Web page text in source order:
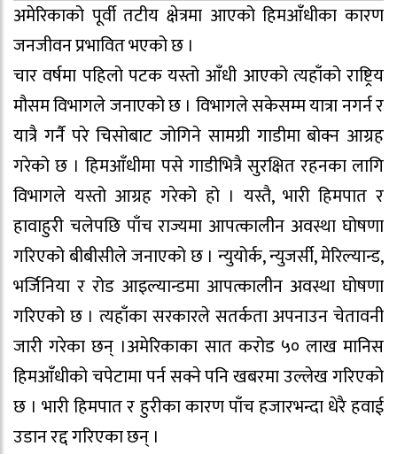
अमेरिकाको पूर्वी तटीय क्षेत्रमा आएको हिमआँधीका कारण
जनजीवन प्रभावित भएको छ ।
चार वर्षमा पहिलो पटक यस्तो आँधी आएको त्यहाँको राष्ट्रिय
मौसम विभागले जनाएको छ । विभागले सकेसम्म यात्रा नगर्न र
यात्रै गर्नै परे चिसोबाट जोगिने सामग्री गाडीमा बोक्न आग्रह
गरेको छ । हिमआँधीमा पसे गाडीभित्रै सुरक्षित रहनका लागि
विभागले यस्तो आग्रह गरेको हो । यस्तै, भारी हिमपात र
हावाहुरी चलेपछि पाँच राज्यमा आपत्कालीन अवस्था घोषणा
गरिएको बीबीसीले जनाएको छ । न्युयोर्क, न्युजर्सी, मेरिल्यान्ड,
भर्जिनिया र रोड आइल्यान्डमा आपत्कालीन अवस्था घोषणा
गरिएको छ । त्यहाँका सरकारले सतर्कता अपनाउन चेतावनी
जारी गरेका छन् ।अमेरिकाका सात करोड ५० लाख मानिस
हिमआँधीको चपेटामा पर्न सक्ने पनि खबरमा उल्लेख गरिएको
छ । भारी हिमपात र हुरीका कारण पाँच हजारभन्दा धेरै हवाई
उडान रद्द गरिएका छन् ।